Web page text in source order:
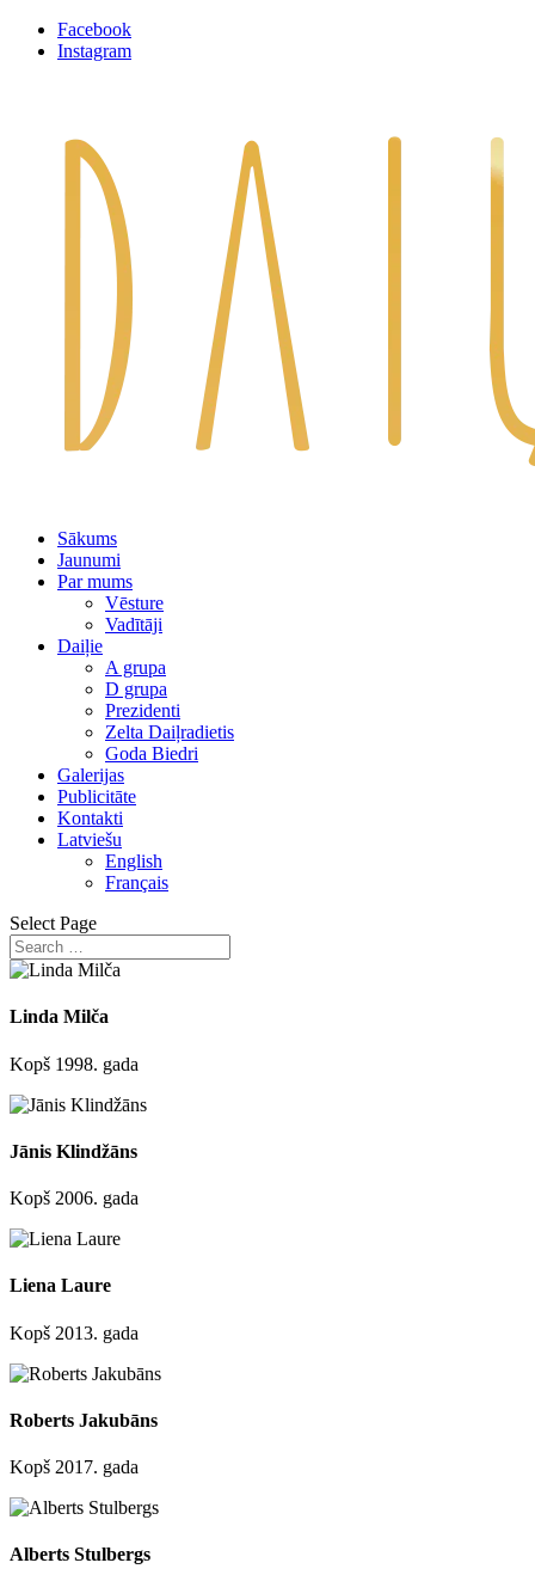
Facebook
Instagram
Sākums
Jaunumi
Par mums
Vēsture
Vadītāji
Daiļie
A grupa
D grupa
Prezidenti
Zelta Daiļradietis
Goda Biedri
Galerijas
Publicitāte
Kontakti
Latviešu
English
Français
Select Page
Linda Milča
Kopš 1998. gada
Jānis Klindžāns
Kopš 2006. gada
Liena Laure
Kopš 2013. gada
Roberts Jakubāns
Kopš 2017. gada
Alberts Stulbergs